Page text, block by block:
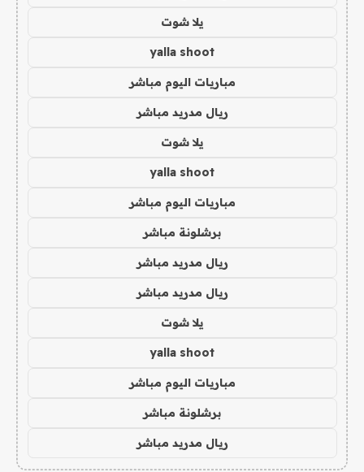
يلا شوت
yalla shoot
مباريات اليوم مباشر
ريال مدريد مباشر
يلا شوت
yalla shoot
مباريات اليوم مباشر
برشلونة مباشر
ريال مدريد مباشر
ريال مدريد مباشر
يلا شوت
yalla shoot
مباريات اليوم مباشر
برشلونة مباشر
ريال مدريد مباشر